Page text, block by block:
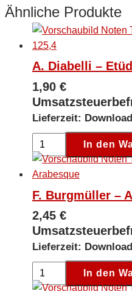
Ähnliche Produkte
A. Diabelli –
1,90 €
Lieferzeit:
A.
Diabelli
-
4
(Op.
125,
4)
[Digital]
Menge
In den
F. Burgmüller –
2,45 €
Lieferzeit:
Burgmüller
In den